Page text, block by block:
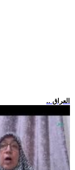
.. العراق